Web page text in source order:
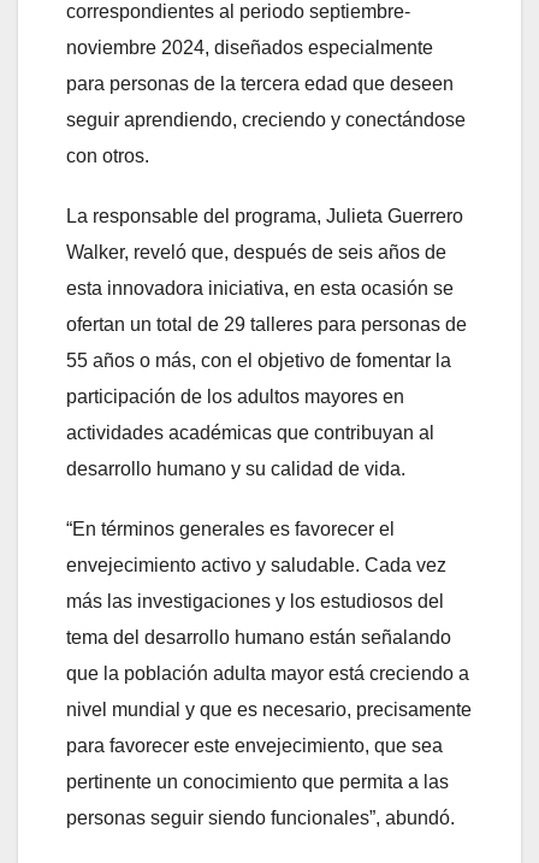
correspondientes al periodo septiembre-
noviembre 2024, diseñados especialmente
para personas de la tercera edad que deseen
seguir aprendiendo, creciendo y conectándose
con otros.
La responsable del programa, Julieta Guerrero
Walker, reveló que, después de seis años de
esta innovadora iniciativa, en esta ocasión se
ofertan un total de 29 talleres para personas de
55 años o más, con el objetivo de fomentar la
participación de los adultos mayores en
actividades académicas que contribuyan al
desarrollo humano y su calidad de vida.
“En términos generales es favorecer el
envejecimiento activo y saludable. Cada vez
más las investigaciones y los estudiosos del
tema del desarrollo humano están señalando
que la población adulta mayor está creciendo a
nivel mundial y que es necesario, precisamente
para favorecer este envejecimiento, que sea
pertinente un conocimiento que permita a las
personas seguir siendo funcionales”, abundó.